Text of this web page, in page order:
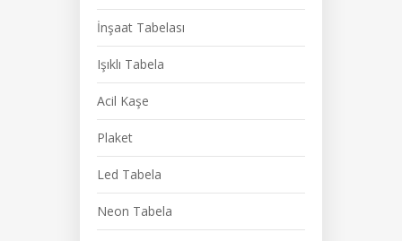
İnşaat Tabelası
Işıklı Tabela
Acil Kaşe
Plaket
Led Tabela
Neon Tabela